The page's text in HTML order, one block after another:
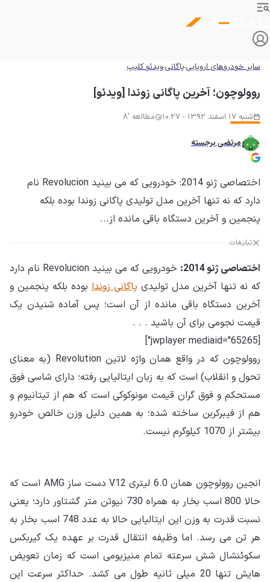
سایر خودروهای اروپایی پاگانیویدئو کلیپ
روولوچون؛ آخرین پاگانی زوندا [ویدئو]
شنبه 17 اسفند 1392 - 10:27 مطالعه '8
مرتضی برجسته
اختصاصی ژنو 2014: خودرویی که می بینید Revolucion نام
دارد که نه تنها آخرین مدل تولیدی پاگانی زوندا بوده بلکه
پنجمین و آخرین دستگاه باقی مانده از...
تبلیغات
اختصاصی ژنو 2014:
خودرویی که می بینید Revolucion نام دارد
که نه تنها آخرین مدل تولیدی پاگانی زوندا بوده بلکه پنجمین و
آخرین دستگاه باقی مانده از آن است؛ پس آماده شنیدن یک
قیمت نجومی برای آن باشید . . .
[jwplayer mediaid="65265"]
روولوچون که در واقع همان واژه لاتین Revolution (به معنای
تحول و انقلاب) است که به زبان ایتالیایی رفته؛ دارای شاسی فوق
مستحکم و فوق گران قیمت مونوکوکی است که هم از تیتانیوم و
هم از فیبرکربن ساخته شده؛ به همین دلیل وزن خالص خودرو
بیشتر از 1070 کیلوگرم نیست.
انجین روولوچون همان 6.0 لیتری V12 دست ساز AMG است که
حالا 800 اسب بخار به همراه 730 نیوتن متر گشتاور دارد؛ یعنی
نسبت قدرت به وزن این ایتالیایی حالا به عدد 748 اسب بخار به
هر تن می رسد. اما وظیفه انتقال قدرت بر عهده یک گیربکس
سکوئنشال شش سرعته تمام منیزیومی است که زمان تعویض
هایش تنها 20 میلی ثانیه طول می کشد. حداکثر سرعت این